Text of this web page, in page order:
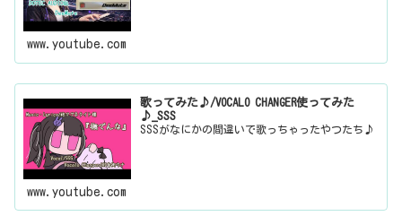
www.youtube.com
歌ってみた♪/VOCALO CHANGER使ってみた
♪_SSS
SSSがなにかの間違いで歌っちゃったやつたち♪
www.youtube.com